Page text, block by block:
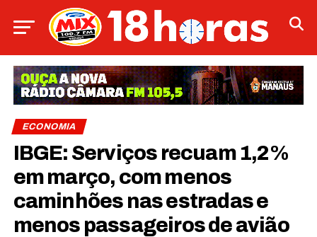
ECONOMIA
IBGE: Serviços recuam 1,2%
em março, com menos
caminhões nas estradas e
menos passageiros de avião